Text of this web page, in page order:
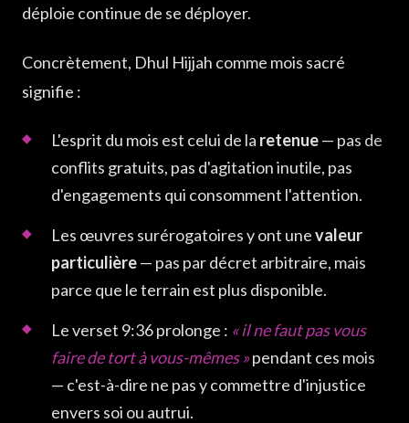
déploie continue de se déployer.
Concrètement, Dhul Hijjah comme mois sacré
signifie :
L'esprit du mois est celui de la retenue— pas de
conflits gratuits, pas d'agitation inutile, pas
d'engagements qui consomment l'attention.
Les œuvres surérogatoires y ont unevaleur
particulière— pas par décret arbitraire, mais
parce que le terrain est plus disponible.
Le verset 9:36 prolonge : « il ne faut pas vous
faire de tort à vous-mêmes »pendant ces mois
— c'est-à-dire ne pas y commettre d'injustice
envers soi ou autrui.